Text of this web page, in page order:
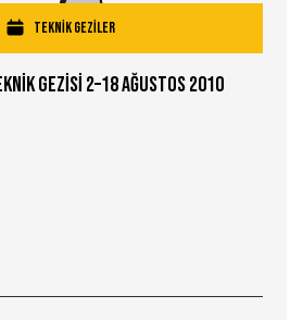
TEKNİK GEZİLER
Gezİsİ 2–18 Ağustos 2010